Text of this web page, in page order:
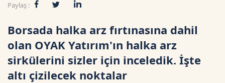
Paylaş :
Borsada halka arz fırtınasına dahil
olan OYAK Yatırım'ın halka arz
sirkülerini sizler için inceledik. İşte
altı çizilecek noktalar